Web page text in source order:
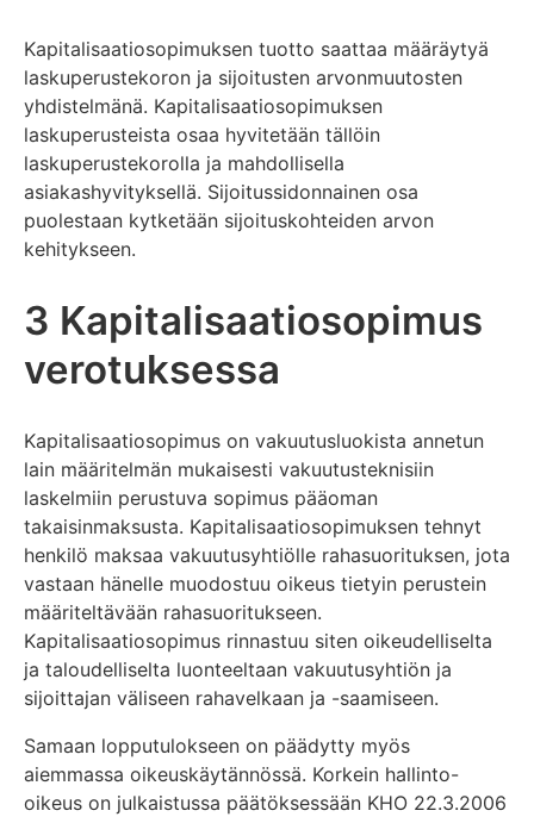
Kapitalisaatiosopimuksen tuotto saattaa määräytyä
laskuperustekoron ja sijoitusten arvonmuutosten
yhdistelmänä. Kapitalisaatiosopimuksen
laskuperusteista osaa hyvitetään tällöin
laskuperustekorolla ja mahdollisella
asiakashyvityksellä. Sijoitussidonnainen osa
puolestaan kytketään sijoituskohteiden arvon
kehitykseen.
3 Kapitalisaatiosopimus
verotuksessa
Kapitalisaatiosopimus on vakuutusluokista annetun
lain määritelmän mukaisesti vakuutusteknisiin
laskelmiin perustuva sopimus pääoman
takaisinmaksusta. Kapitalisaatiosopimuksen tehnyt
henkilö maksaa vakuutusyhtiölle rahasuorituksen, jota
vastaan hänelle muodostuu oikeus tietyin perustein
määriteltävään rahasuoritukseen.
Kapitalisaatiosopimus rinnastuu siten oikeudelliselta
ja taloudelliselta luonteeltaan vakuutusyhtiön ja
sijoittajan väliseen rahavelkaan ja -saamiseen.
Samaan lopputulokseen on päädytty myös
aiemmassa oikeuskäytännössä. Korkein hallinto-
oikeus on julkaistussa päätöksessään KHO 22.3.2006